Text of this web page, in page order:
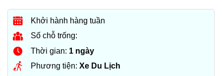
Khởi hành hàng tuần
Số chỗ trống:
Thời gian: 1 ngày
Phương tiện: Xe Du Lịch